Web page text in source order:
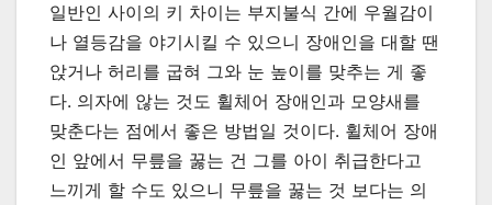
일반인 사이의 키 차이는 부지불식 간에 우월감이
나 열등감을 야기시킬 수 있으니 장애인을 대할 땐
앉거나 허리를 굽혀 그와 눈 높이를 맞추는 게 좋
다. 의자에 않는 것도 휠체어 장애인과 모양새를
맞춘다는 점에서 좋은 방법일 것이다. 휠체어 장애
인 앞에서 무릎을 꿇는 건 그를 아이 취급한다고
느끼게 할 수도 있으니 무릎을 꿇는 것 보다는 의